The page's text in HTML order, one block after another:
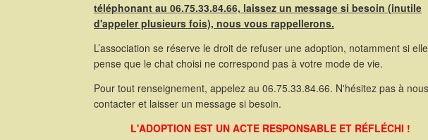
téléphonant au 06.75.33.84.66, laissez un message si besoin (inutile
d'appeler plusieurs fois), nous vous rappellerons.
L’association se réserve le droit de refuser une adoption, notamment si elle
pense que le chat choisi ne correspond pas à votre mode de vie.
Pour tout renseignement, appelez au 06.75.33.84.66. N'hésitez pas à nous
contacter et laisser un message si besoin.
L'ADOPTION EST UN ACTE RESPONSABLE ET RÉFLÉCHI !